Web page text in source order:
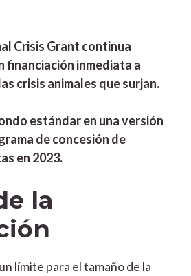
Crisis Grant continua
financiación inmediata a
crisis animales que surjan.
estándar en una versión
de concesión de
en 2023.
la
límite para el tamaño de la